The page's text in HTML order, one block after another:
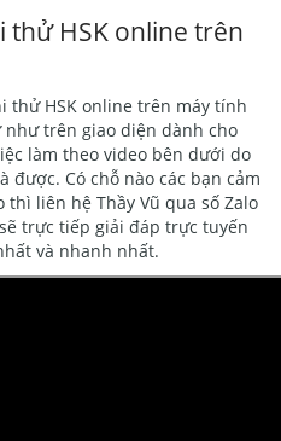
HSK online trên
thử HSK online trên máy tính
trên giao diện dành cho
làm theo video bên dưới do
được. Có chỗ nào các bạn cảm
liên hệ Thầy Vũ qua số Zalo
trực tiếp giải đáp trực tuyến
và nhanh nhất.